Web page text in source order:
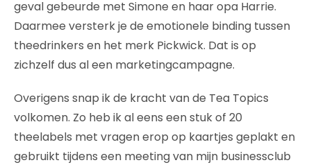
geval gebeurde met Simone en haar opa Harrie.
Daarmee versterk je de emotionele binding tussen
theedrinkers en het merk Pickwick. Dat is op
zichzelf dus al een marketingcampagne.
Overigens snap ik de kracht van de Tea Topics
volkomen. Zo heb ik al eens een stuk of 20
theelabels met vragen erop op kaartjes geplakt en
gebruikt tijdens een meeting van mijn businessclub